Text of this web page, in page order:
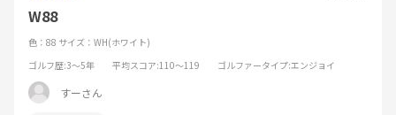
W88
色：88 サイズ：WH(ホワイト)
ゴルフ歴:3～5年 平均スコア:110～119 ゴルファータイプ:エンジョイ
すーさん